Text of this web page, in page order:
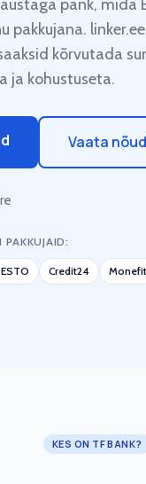
pank, mida
pakkujana.
kõrvutada
ja kohustuseta.
Vaata
PAKKUJAID:
ESTO Credit24 Monefit
KES ON TF BANK?